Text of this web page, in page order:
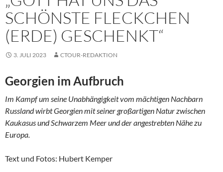
SCHÖNSTE FLECKCHEN
(ERDE) GESCHENKT“
3. JULI 2023 CTOUR-REDAKTION
Georgien im Aufbruch
Im Kampf um seine Unabhängigkeit vom mächtigen Nachbarn
Russland wirbt Georgien mit seiner großartigen Natur zwischen
Kaukasus und Schwarzem Meer und der angestrebten Nähe zu
Europa.
Text und Fotos: Hubert Kemper